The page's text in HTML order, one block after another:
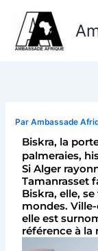
contenu
ParAmbassade
Biskra, la
palmeraies,
Si Alger
Tamanrasset
Biskra, elle,
mondes.
elle est
référence à la